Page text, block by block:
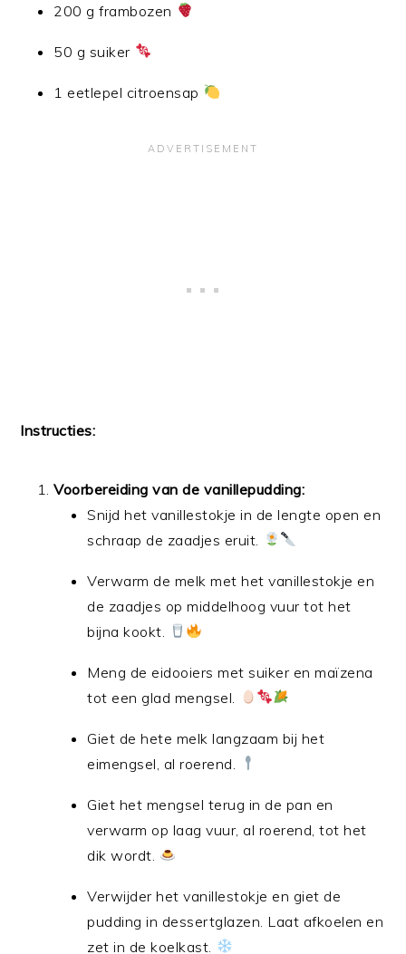
200 g frambozen
50 g suiker
1 eetlepel citroensap
Instructies:
Voorbereiding van de vanillepudding:
Snijd het vanillestokje in de lengte open en
schraap de zaadjes eruit.
Verwarm de melk met het vanillestokje en
de zaadjes op middelhoog vuur tot het
bijna kookt.
Meng de eidooiers met suiker en maïzena
tot een glad mengsel.
Giet de hete melk langzaam bij het
eimengsel, al roerend.
Giet het mengsel terug in de pan en
verwarm op laag vuur, al roerend, tot het
dik wordt.
Verwijder het vanillestokje en giet de
pudding in dessertglazen. Laat afkoelen en
zet in de koelkast.